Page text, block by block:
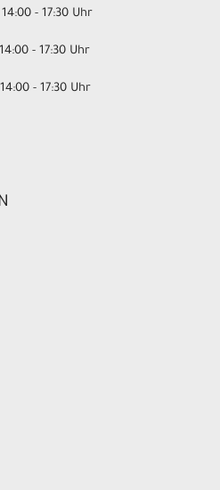
- 17:30 Uhr
- 17:30 Uhr
- 17:30 Uhr